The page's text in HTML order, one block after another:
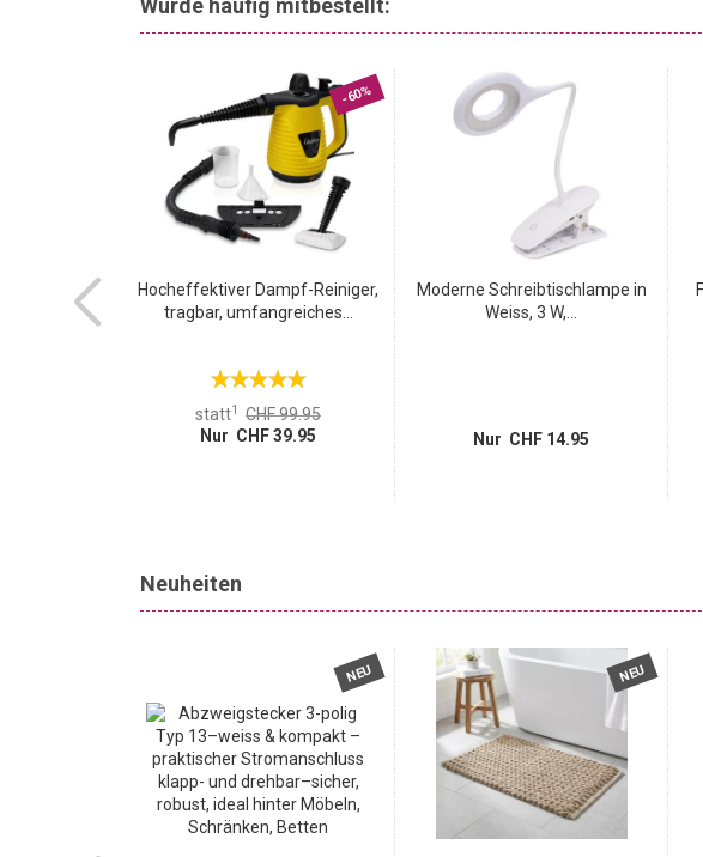
Wurde häufig mitbestellt:
für
-60%
Hocheffektiver Dampf-Reiniger,
tragbar, umfangreiches...
statt1
CHF 99.95
Nur CHF 39.95
Moderne Schreibtischlampe in
Weiss, 3 W,...
Nur CHF 14.95
Neuheiten
NEU NEU